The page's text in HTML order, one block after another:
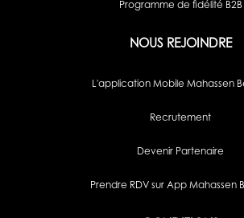
Programme de fidélité B2B
NOUS REJOINDRE
L'application Mobile Mahassen
Recrutement
Devenir Partenaire
Prendre RDV sur App Mahassen